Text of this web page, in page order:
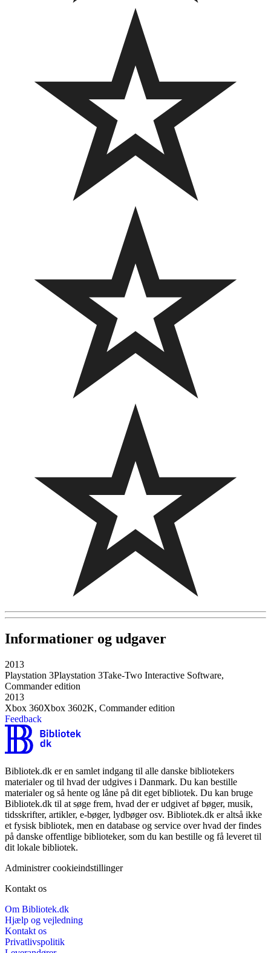
Informationer og udgaver
2013
Playstation 3Playstation 3Take-Two Interactive Software,
Commander edition
2013
Xbox 360Xbox 3602K, Commander edition
Feedback
Bibliotek.dk er en samlet indgang til alle danske bibliotekers
materialer og til hvad der udgives i Danmark. Du kan bestille
materialer og så hente og låne på dit eget bibliotek. Du kan bruge
Bibliotek.dk til at søge frem, hvad der er udgivet af bøger, musik,
tidsskrifter, artikler, e-bøger, lydbøger osv. Bibliotek.dk er altså ikke
et fysisk bibliotek, men en database og service over hvad der findes
på danske offentlige biblioteker, som du kan bestille og få leveret til
dit lokale bibliotek.
Administrer cookieindstillinger
Kontakt os
Om Bibliotek.dk
Hjælp og vejledning
Kontakt os
Privatlivspolitik